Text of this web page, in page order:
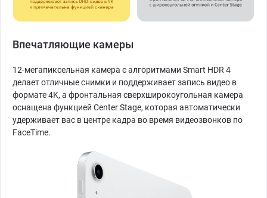
Впечатляющие камеры
12-мегапиксельная камера с алгоритмами Smart HDR 4
делает отличные снимки и поддерживает запись видео в
формате 4K, а фронтальная сверхширокоугольная камера
оснащена функцией Center Stage, которая автоматически
удерживает вас в центре кадра во время видеозвонков по
FaceTime.